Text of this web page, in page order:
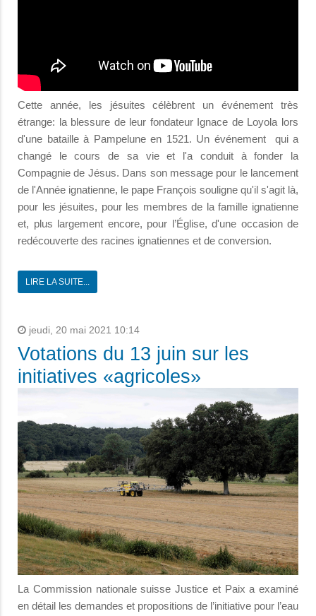
Cette année, les jésuites célèbrent un événement très
étrange: la blessure de leur fondateur Ignace de Loyola lors
d'une bataille à Pampelune en 1521. Un événement qui a
changé le cours de sa vie et l'a conduit à fonder la
Compagnie de Jésus. Dans son message pour le lancement
de l'Année ignatienne, le pape François souligne qu'il s'agit là,
pour les jésuites, pour les membres de la famille ignatienne
et, plus largement encore, pour l’Église, d'une occasion de
redécouverte des racines ignatiennes et de conversion.
LIRE LA SUITE...
jeudi, 20 mai 2021 10:14
Votations du 13 juin sur les
initiatives «agricoles»
La Commission nationale suisse Justice et Paix a examiné
en détail les demandes et propositions de l’initiative pour l’eau